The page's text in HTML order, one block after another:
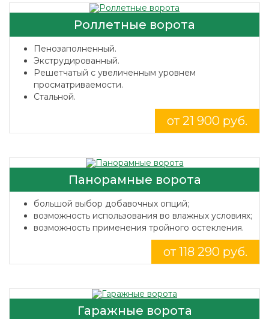
Роллетные ворота
Пенозаполненный.
Экструдированный.
Решетчатый с увеличенным уровнем
просматриваемости.
Стальной.
от 21 900 руб.
Панорамные ворота
большой выбор добавочных опций;
возможность использования во влажных условиях;
возможность применения тройного остекления.
от 118 290 руб.
Гаражные ворота